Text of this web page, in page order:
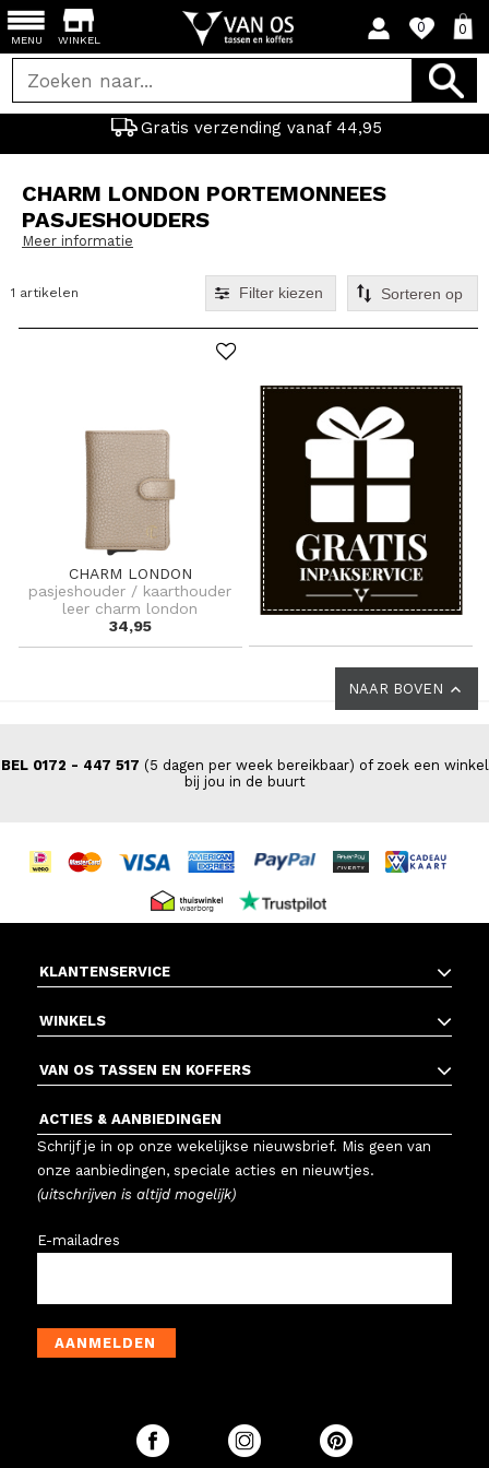
WINKEL
0 0
Gratis verzending vanaf 44,95
MENU
CHARM LONDON PORTEMONNEES
PASJESHOUDERS
Meer informatie
1 artikelen Filter kiezen
CHARM LONDON
pasjeshouder / kaarthouder
leer charm london
34,95
NAAR BOVEN
BEL 0172 - 447 517 (5 dagen per week bereikbaar) of zoek een winkel
bij jou in de buurt
KLANTENSERVICE
WINKELS
VAN OS TASSEN EN KOFFERS
ACTIES & AANBIEDINGEN
Schrijf je in op onze wekelijkse nieuwsbrief. Mis geen van
onze aanbiedingen, speciale acties en nieuwtjes.
(uitschrijven is altijd mogelijk)
E-mailadres
AANMELDEN